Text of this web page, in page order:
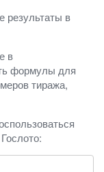
результаты в
в
формулы для
тиража,